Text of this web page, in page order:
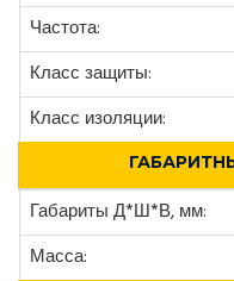
Частота:
Класс защиты:
Класс изоляции:
Габариты Д*Ш*В, мм:
Масса: